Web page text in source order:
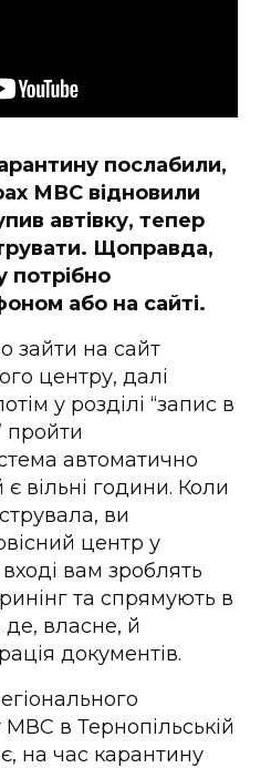
послабили,
МВС відновили
автівку, тепер
Щоправда,
потрібно
або на сайті.
зайти на сайт
центру, далі
у розділі “запис в
пройти
автоматично
вільні години. Коли
ви
центр у
вам зроблять
та спрямують в
де, власне, й
документів.
в Тернопільській
на час карантину